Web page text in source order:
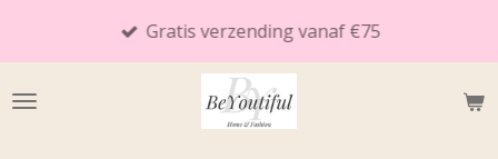
de
Gratis verzending vanaf €75